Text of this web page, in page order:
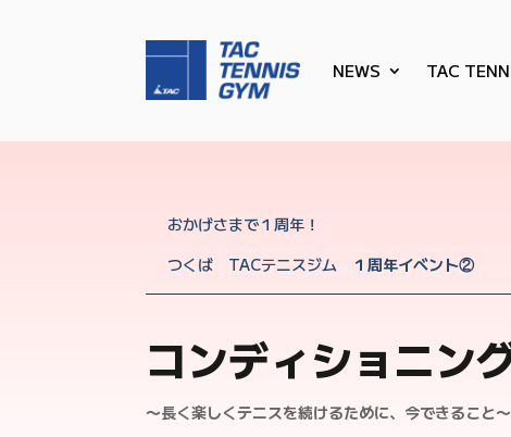
NEWS TAC
おかげさまで１周年！
つくば TACテニスジム
１周年イベント②
コンディショニン
〜長く楽しくテニスを続けるために、今できること〜